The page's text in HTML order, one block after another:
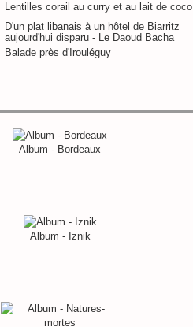
Lentilles corail au curry et au lait de coco
D'un plat libanais à un hôtel de Biarritz
aujourd'hui disparu - Le Daoud Bacha
Balade près d'Irouléguy
Album - Bordeaux
Album - Iznik